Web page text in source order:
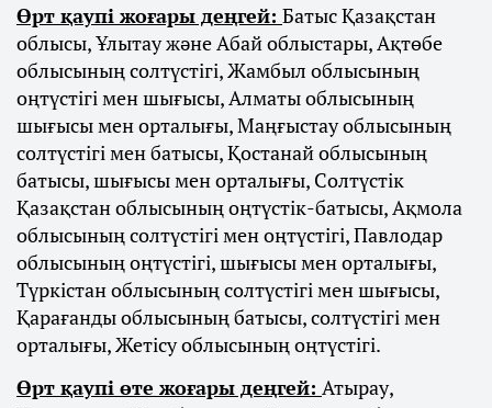
Өрт қаупі жоғары деңгей: Батыс Қазақстан
облысы, Ұлытау және Абай облыстары, Ақтөбе
облысының солтүстігі, Жамбыл облысының
оңтүстігі мен шығысы, Алматы облысының
шығысы мен орталығы, Маңғыстау облысының
солтүстігі мен батысы, Қостанай облысының
батысы, шығысы мен орталығы, Солтүстік
Қазақстан облысының оңтүстік-батысы, Ақмола
облысының солтүстігі мен оңтүстігі, Павлодар
облысының оңтүстігі, шығысы мен орталығы,
Түркістан облысының солтүстігі мен шығысы,
Қарағанды облысының батысы, солтүстігі мен
орталығы, Жетісу облысының оңтүстігі.
Өрт қаупі өте жоғары деңгей: Атырау,